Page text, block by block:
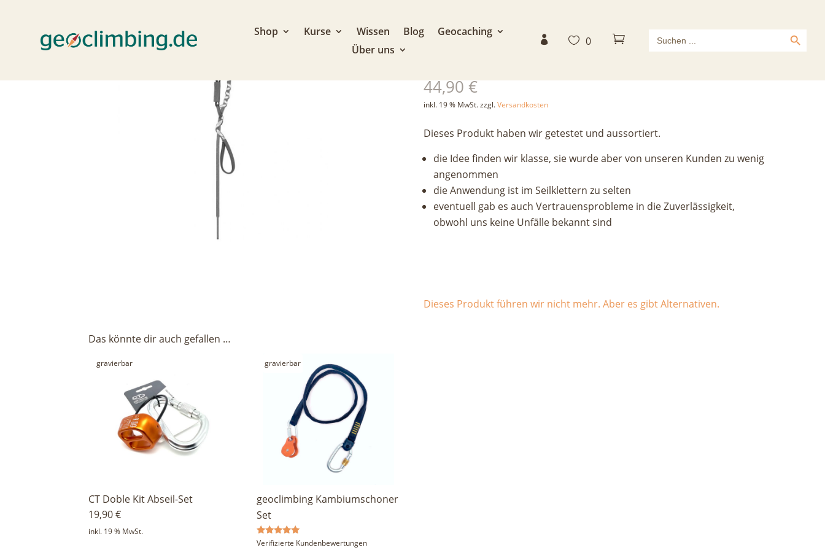
Shop Kurse Wissen Blog
Geocaching
Über uns
  0  Search
for:
Search Button
44,90€
inkl. 19 % MwSt.zzgl.Versandkosten
Dieses Produkt haben wir getestet und aussortiert.
die Idee finden wir klasse, sie wurde aber von unseren Kunden zu wenig
angenommen
die Anwendung ist im Seilklettern zu selten
eventuell gab es auch Vertrauensprobleme in die Zuverlässigkeit,
obwohl uns keine Unfälle bekannt sind
Dieses Produkt führen wir nicht mehr. Aber es gibt Alternativen.
Das könnte dir auch gefallen …
gravierbar
CT Doble Kit Abseil-Set
19,90€
inkl. 19 % MwSt.
gravierbar
geoclimbing Kambiumschoner
Set
Bewertet
Verifizierte Kundenbewertungen